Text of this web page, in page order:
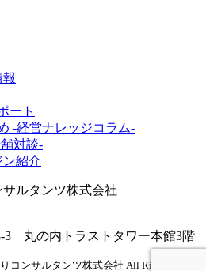
ート
-経営ナレッジコラム-
対談-
紹介
ルタンツ株式会社
3 丸の内トラストタワー本館3階
コンサルタンツ株式会社 All Right